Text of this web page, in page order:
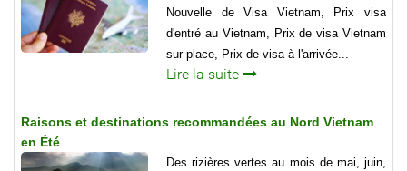
Nouvelle de Visa Vietnam, Prix visa
d'entré au Vietnam, Prix de visa Vietnam
sur place, Prix de visa à l'arrivée...
Lire la suite
Raisons et destinations recommandées au Nord Vietnam
en Été
Des rizières vertes au mois de mai, juin,